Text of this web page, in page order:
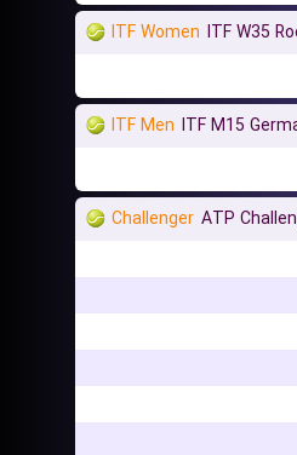
ITF Women ITF W35
ITF Men ITF M15
Challenger ATP